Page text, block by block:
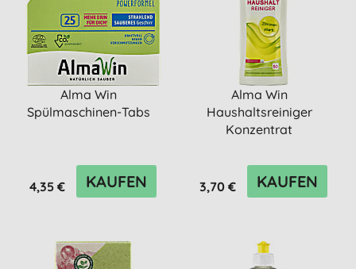
Alma Win
Spülmaschinen-Tabs
4,35 € KAUFEN
Alma Win
Haushaltsreiniger
Konzentrat
3,70 € KAUFEN